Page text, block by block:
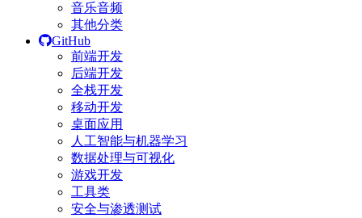
音乐音频
其他分类
GitHub
前端开发
后端开发
全栈开发
移动开发
桌面应用
人工智能与机器学习
数据处理与可视化
游戏开发
工具类
安全与渗透测试